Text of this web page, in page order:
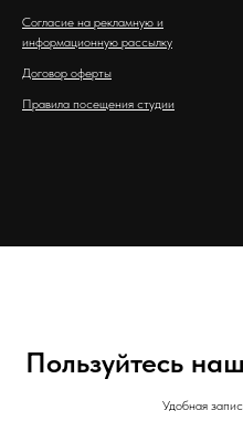
Согласие на рекламную и
информационную рассылку
Договор оферты
Правила посещения студии
Пользуйтесь
Удобная